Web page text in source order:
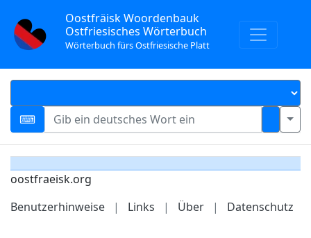
Oostfräisk Woordenbauk
Ostfriesisches Wörterbuch
Wörterbuch fürs Ostfriesische Platt
oostfraeisk.org
Benutzerhinweise
| Links | Über | Datenschutz